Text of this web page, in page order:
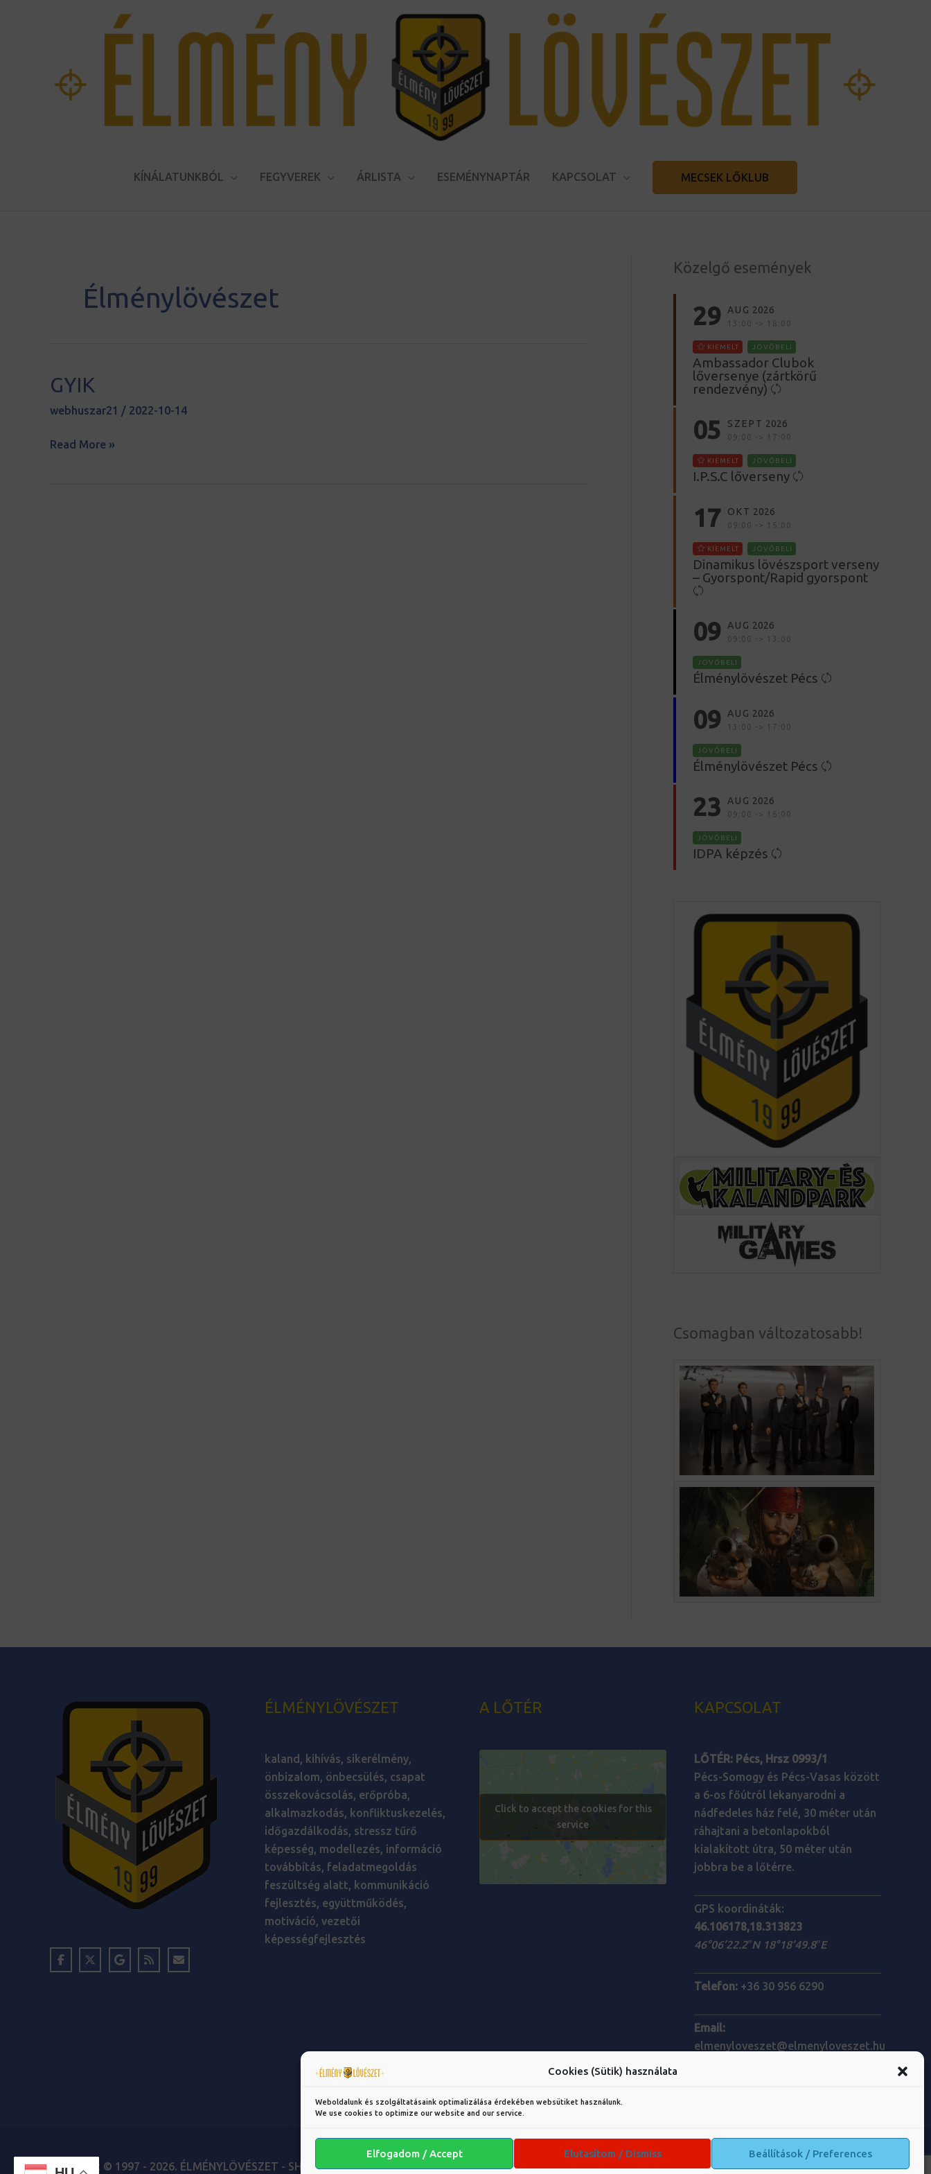
Cookies (Sütik) használata
Weboldalunk és szolgáltatásaink optimalizálása érdekében websütiket használunk.
We use cookies to optimize our website and our service.
Elfogadom / Accept Elutasítom / Dismiss Beállítások / Preferences
KÍNÁLATUNKBÓL FEGYVEREK ÁRLISTA ESEMÉNYNAPTÁR KAPCSOLAT MECSEK LŐKLUB
Élménylövészet
GYIK
webhuszar21 / 2022-10-14
GYIK
Read More »
Közelgő események
29 AUG 2026
13:00 -> 18:00
KIEMELT JÖVŐBELI
Ambassador Clubok
lőversenye (zártkörű
rendezvény)
05 SZEPT 2026
09:00 -> 17:00
KIEMELT JÖVŐBELI
I.P.S.C lőverseny
17 OKT 2026
09:00 -> 15:00
KIEMELT JÖVŐBELI
Dinamikus lövészsport verseny
– Gyorspont/Rapid gyorspont
09 AUG 2026
09:00 -> 13:00
JÖVŐBELI
Élménylövészet Pécs
09 AUG 2026
13:00 -> 17:00
JÖVŐBELI
Élménylövészet Pécs
23 AUG 2026
09:00 -> 16:00
JÖVŐBELI
IDPA képzés
Csomagban változatosabb!
ÉLMÉNYLÖVÉSZET
kaland, kihívás, sikerélmény,
önbizalom, önbecsülés, csapat
összekovácsolás, erőpróba,
alkalmazkodás, konfliktuskezelés,
időgazdálkodás, stressz tűrő
képesség, modellezés, információ
továbbítás, feladatmegoldás
feszültség alatt, kommunikáció
fejlesztés, együttműködés,
motiváció, vezetői
képességfejlesztés
A LŐTÉR
Click to accept the cookies for this
service
KAPCSOLAT
LŐTÉR: Pécs, Hrsz 0993/1
Pécs-Somogy és Pécs-Vasas között
a 6-os főútról lekanyarodni a
nádfedeles ház felé, 30 méter után
ráhajtani a betonlapokból
kialakított útra, 50 méter után
jobbra be a lőtérre.
GPS koordináták:
46.106178,18.313823
46°06’22.2″N 18°18’49.8″E
Telefon: +36 30 956 6290
Email:
elmenyloveszet@elmenyloveszet.hu
Copyright © 1997 - 2026. ÉLMÉNYLÖVÉSZET - SHOOTING EXPERIENCE ADATVÉDELEM KAPCSOLAT IMPRESSZUM